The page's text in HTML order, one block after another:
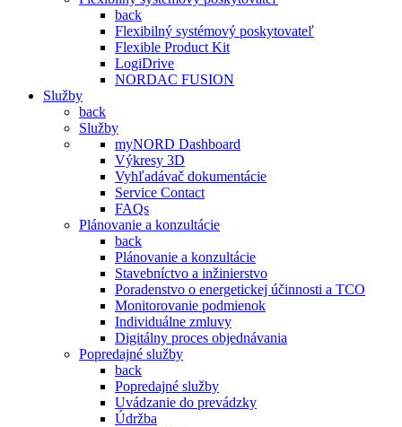
back
Flexibilný systémový poskytovateľ
Flexible Product Kit
LogiDrive
NORDAC FUSION
Služby
back
Služby
myNORD Dashboard
Výkresy 3D
Vyhľadávač dokumentácie
Service Contact
FAQs
Plánovanie a konzultácie
back
Plánovanie a konzultácie
Stavebníctvo a inžinierstvo
Poradenstvo o energetickej účinnosti a TCO
Monitorovanie podmienok
Individuálne zmluvy
Digitálny proces objednávania
Popredajné služby
back
Popredajné služby
Uvádzanie do prevádzky
Údržba